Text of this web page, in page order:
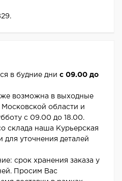
в будние дни с 09.00 до
возможна в выходные
области и
с 09.00 до 18.00.
склада наша Курьерская
уточнения деталей
срок хранения заказа у
Просим Вас